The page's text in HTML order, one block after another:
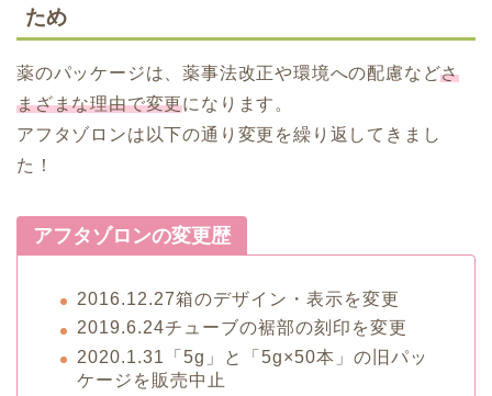
ため
薬のパッケージは、薬事法改正や環境への配慮などさ
まざまな理由で変更になります。
アフタゾロンは以下の通り変更を繰り返してきまし
た！
アフタゾロンの変更歴
2016.12.27箱のデザイン・表示を変更
2019.6.24チューブの裾部の刻印を変更
2020.1.31「5g」と「5g×50本」の旧パッ
ケージを販売中止